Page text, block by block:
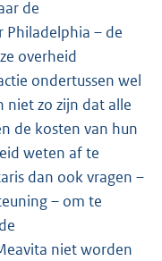
de
Philadelphia – de
overheid
ondertussen wel
niet zo zijn dat alle
de kosten van hun
weten af te
dan ook vragen –
– om te
niet worden